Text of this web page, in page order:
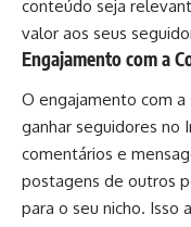
conteúdo seja
valor aos seus
Engajamento com a
O engajamento com
ganhar seguidores no
comentários e
postagens de outros
para o seu nicho. Isso